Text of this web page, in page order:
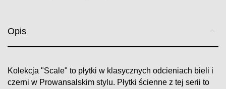
Opis
Kolekcja "Scale" to płytki w klasycznych odcieniach bieli i
czerni w Prowansalskim stylu. Płytki ścienne z tej serii to